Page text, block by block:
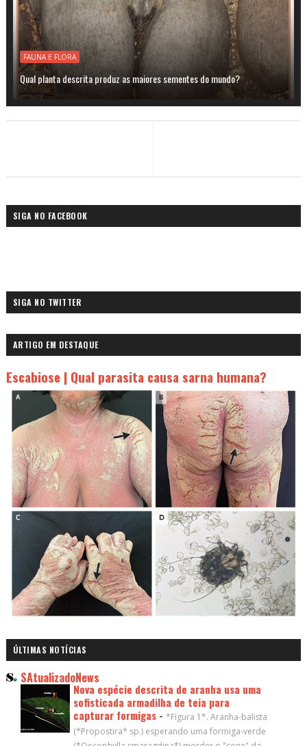
FAUNA E FLORA
Qual planta descrita produz as maiores sementes do mundo?
SIGA NO FACEBOOK
SIGA NO TWITTER
ARTIGO EM DESTAQUE
Escabiose | Qual parasita causa sarna humana?
ÚLTIMAS NOTÍCIAS
SAtualizadoNews
Nova espécie descrita de aranha usa uma
sofisticada armadilha de teia para
capturar formigas - *Figura 1*. Aranha-balista
(*Propostira* sp.) esperando uma formiga-verde